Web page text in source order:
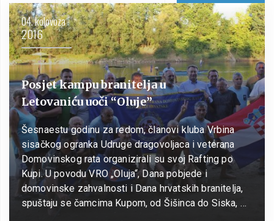
04. kolovoza
2016
Posjet kampu branitelja u
Letovaniću uoči “Oluje”
Šesnaestu godinu za redom, članovi kluba Vrbina
sisačkog ogranka Udruge dragovoljaca i veterana
Domovinskog rata organizirali su svoj Rafting po
Kupi. U povodu VRO „Oluja“, Dana pobjede i
domovinske zahvalnosti i Dana hrvatskih branitelja,
spuštaju se čamcima Kupom, od Šišinca do Siska, …